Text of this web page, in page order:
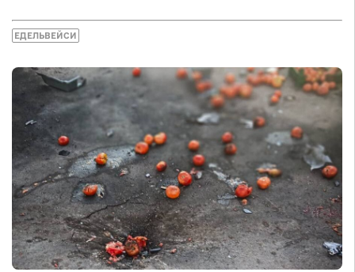
ЕДЕЛЬВЕЙСИ